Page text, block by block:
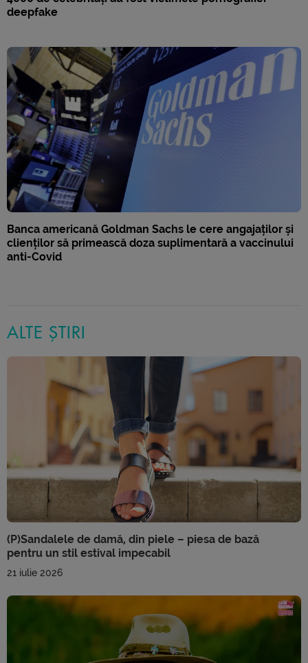
deepfake
Banca americană Goldman Sachs le cere angajaților și
clienților să primească doza suplimentară a vaccinului
anti-Covid
ALTE ȘTIRI
(P)Sandalele de damă, din piele – piesa de bază
pentru un stil estival impecabil
21 iulie 2026